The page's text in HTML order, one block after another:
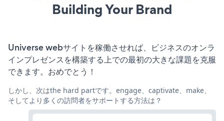
Building Your Brand
Universe webサイトを稼働させれば、ビジネスのオンラ
インプレゼンスを構築する上での最初の大きな課題を克服
できます。おめでとう！
しかし、次はthe hard partです。engage、captivate、make、
そしてより多くの訪問者をサポートする方法は？